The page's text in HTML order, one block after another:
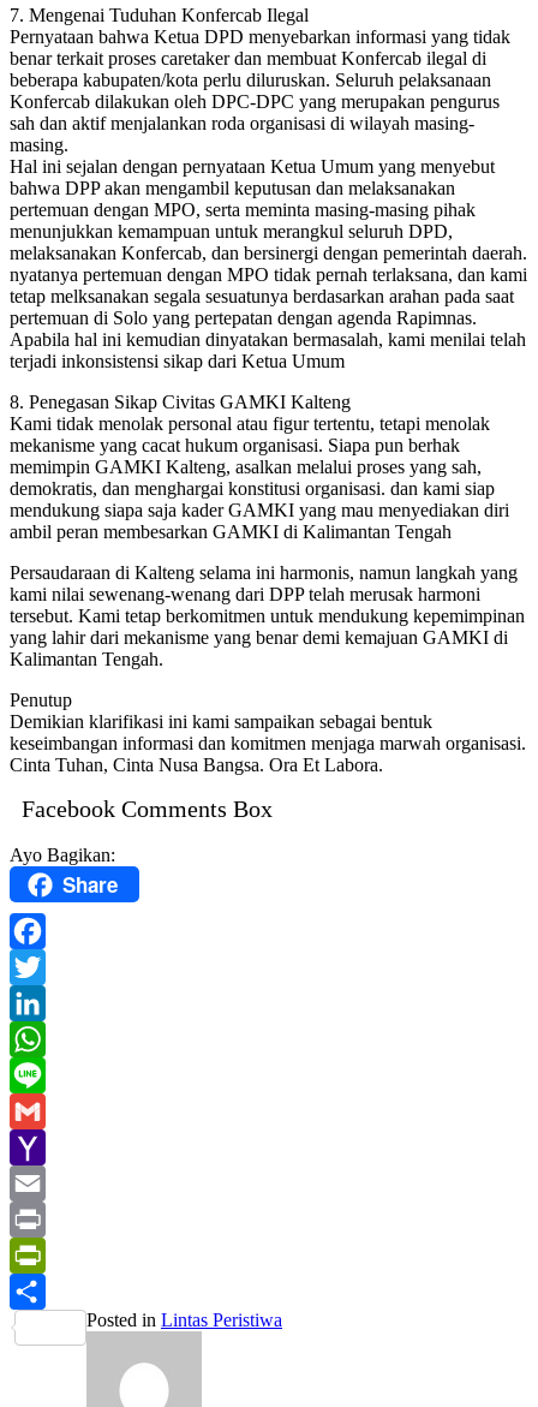
7. Mengenai Tuduhan Konfercab Ilegal
Pernyataan bahwa Ketua DPD menyebarkan informasi yang tidak
benar terkait proses caretaker dan membuat Konfercab ilegal di
beberapa kabupaten/kota perlu diluruskan. Seluruh pelaksanaan
Konfercab dilakukan oleh DPC-DPC yang merupakan pengurus
sah dan aktif menjalankan roda organisasi di wilayah masing-
masing.
Hal ini sejalan dengan pernyataan Ketua Umum yang menyebut
bahwa DPP akan mengambil keputusan dan melaksanakan
pertemuan dengan MPO, serta meminta masing-masing pihak
menunjukkan kemampuan untuk merangkul seluruh DPD,
melaksanakan Konfercab, dan bersinergi dengan pemerintah daerah.
nyatanya pertemuan dengan MPO tidak pernah terlaksana, dan kami
tetap melksanakan segala sesuatunya berdasarkan arahan pada saat
pertemuan di Solo yang pertepatan dengan agenda Rapimnas.
Apabila hal ini kemudian dinyatakan bermasalah, kami menilai telah
terjadi inkonsistensi sikap dari Ketua Umum
8. Penegasan Sikap Civitas GAMKI Kalteng
Kami tidak menolak personal atau figur tertentu, tetapi menolak
mekanisme yang cacat hukum organisasi. Siapa pun berhak
memimpin GAMKI Kalteng, asalkan melalui proses yang sah,
demokratis, dan menghargai konstitusi organisasi. dan kami siap
mendukung siapa saja kader GAMKI yang mau menyediakan diri
ambil peran membesarkan GAMKI di Kalimantan Tengah
Persaudaraan di Kalteng selama ini harmonis, namun langkah yang
kami nilai sewenang-wenang dari DPP telah merusak harmoni
tersebut. Kami tetap berkomitmen untuk mendukung kepemimpinan
yang lahir dari mekanisme yang benar demi kemajuan GAMKI di
Kalimantan Tengah.
Penutup
Demikian klarifikasi ini kami sampaikan sebagai bentuk
keseimbangan informasi dan komitmen menjaga marwah organisasi.
Cinta Tuhan, Cinta Nusa Bangsa. Ora Et Labora.
Facebook Comments Box
Ayo Bagikan:
Share
Facebook
Twitter
LinkedIn
WhatsApp
Line
Gmail
Yahoo
Mail
Email
Print
PrintFriendly
Share
Posted in Lintas Peristiwa